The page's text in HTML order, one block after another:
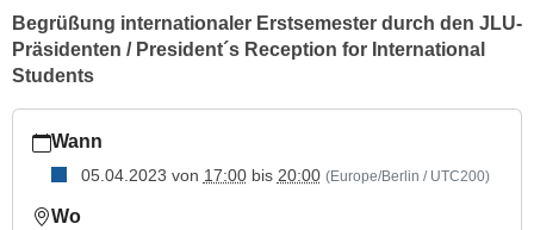
Begrüßung internationaler Erstsemester durch den JLU-
Präsidenten / President´s Reception for International
Students
giessen.de/de/internationales/veranstaltungen/termine/
2023
Willkommensempfang
Wann
05.04.2023 von 17:00bis 20:00 (Europe/Berlin / UTC200)
Wo